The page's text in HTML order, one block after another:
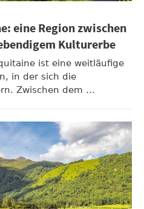
eine Region zwischen
Kulturerbe
ist eine weitläufige
in der sich die
Zwischen dem ...